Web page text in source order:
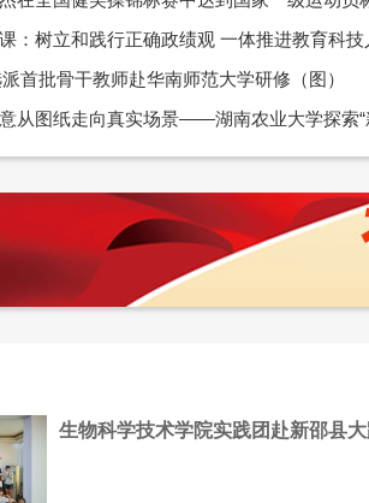
：树立和践行正确政绩观 一体推进教育科
首批骨干教师赴华南师范大学研修（图）
意从图纸走向真实场景——湖南农业大学探索
生物科学技术学院实践团赴新邵县